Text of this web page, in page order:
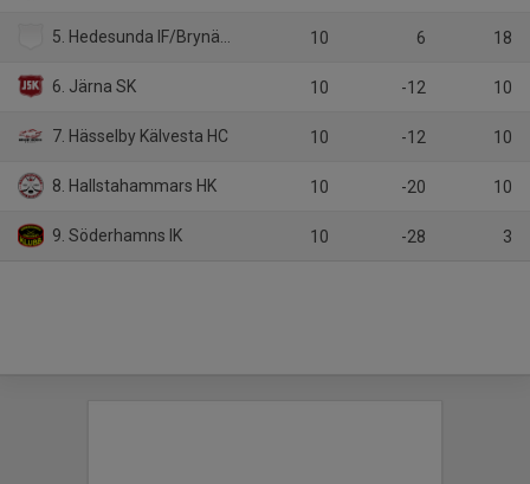
5. Hedesunda IF/Brynäs IF 2 10 6 18
6. Järna SK 10 -12 10
7. Hässelby Kälvesta HC 10 -12 10
8. Hallstahammars HK 10 -20 10
9. Söderhamns IK 10 -28 3